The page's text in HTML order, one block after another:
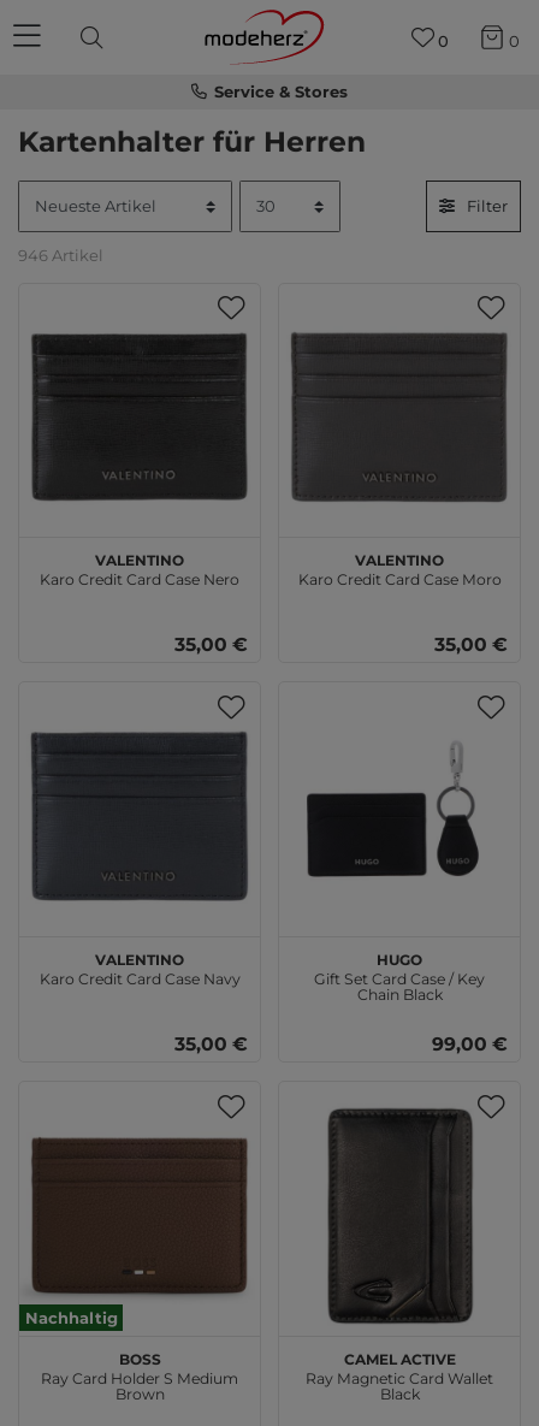
Service & Stores
0 0
Kartenhalter für Herren
Filter
946 Artikel
VALENTINO
Karo Credit Card Case Nero
35,00 €
VALENTINO
Karo Credit Card Case Moro
35,00 €
VALENTINO
Karo Credit Card Case Navy
35,00 €
HUGO
Gift Set Card Case / Key
Chain Black
99,00 €
Nachhaltig
BOSS
Ray Card Holder S Medium
Brown
camel active
Ray Magnetic Card Wallet
Black